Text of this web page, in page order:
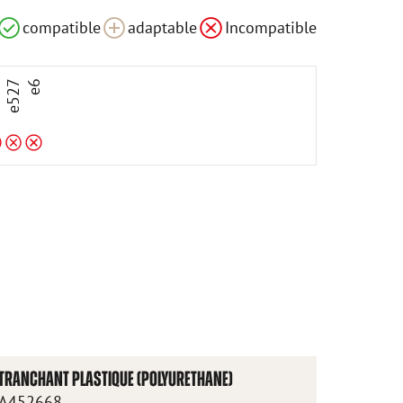
compatible adaptable Incompatible
e527
Incompatible
e6
Incompatible
PLASTIQUE (POLYURETHANE)